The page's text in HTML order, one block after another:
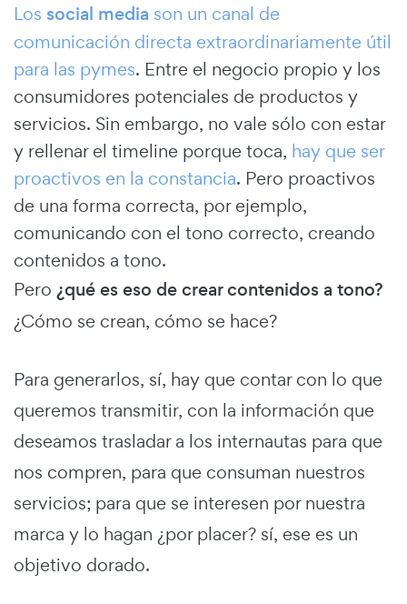
Los social media son un canal de
comunicación directa extraordinariamente útil
para las pymes. Entre el negocio propio y los
consumidores potenciales de productos y
servicios. Sin embargo, no vale sólo con estar
y rellenar el timeline porque toca, hay que ser
proactivos en la constancia. Pero proactivos
de una forma correcta, por ejemplo,
comunicando con el tono correcto, creando
contenidos a tono.
Pero ¿qué es eso de crear contenidos a tono?
¿Cómo se crean, cómo se hace?
Para generarlos, sí, hay que contar con lo que
queremos transmitir, con la información que
deseamos trasladar a los internautas para que
nos compren, para que consuman nuestros
servicios; para que se interesen por nuestra
marca y lo hagan ¿por placer? sí, ese es un
objetivo dorado.